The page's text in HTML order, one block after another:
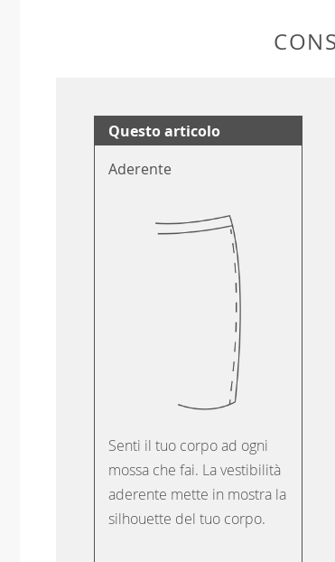
Questo articolo
Aderente
Senti il tuo corpo ad ogni
mossa che fai. La vestibilità
aderente mette in mostra la
silhouette del tuo corpo.